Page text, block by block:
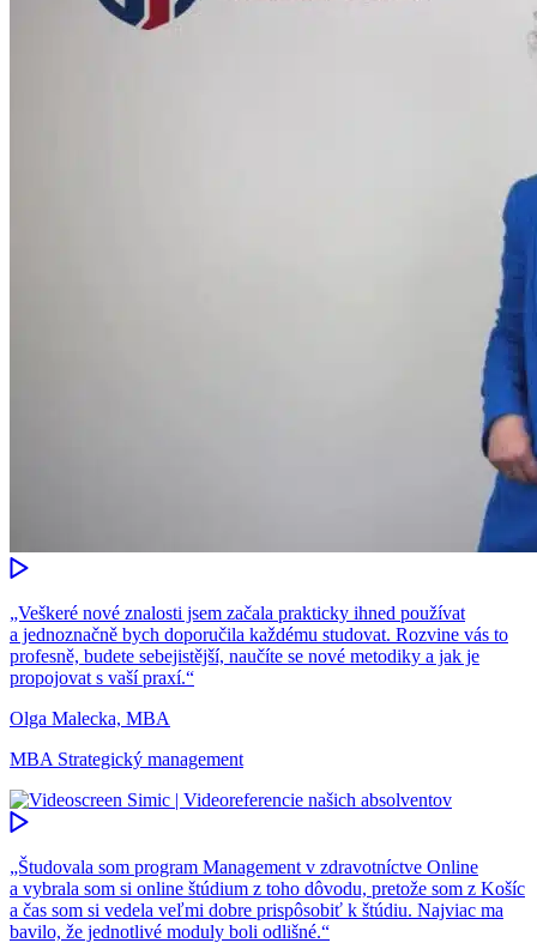
„Veškeré nové znalosti jsem začala prakticky ihned používat
a jednoznačně bych doporučila každému studovat. Rozvine vás to
profesně, budete sebejistější, naučíte se nové metodiky a jak je
propojovat s vaší praxí.“
Olga Malecka, MBA
MBA Strategický management
„Študovala som program Management v zdravotníctve Online
a vybrala som si online štúdium z toho dôvodu, pretože som z Košíc
a čas som si vedela veľmi dobre prispôsobiť k štúdiu. Najviac ma
bavilo, že jednotlivé moduly boli odlišné.“